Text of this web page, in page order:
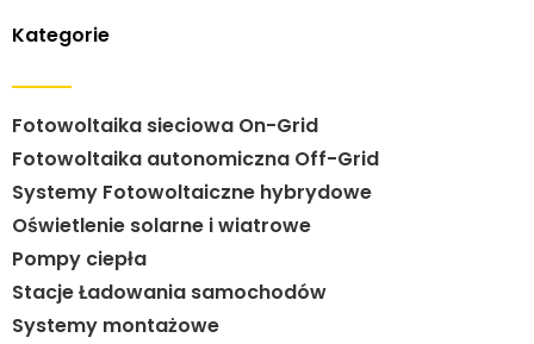
Kategorie
Fotowoltaika sieciowa On-Grid
Fotowoltaika autonomiczna Off-Grid
Systemy Fotowoltaiczne hybrydowe
Oświetlenie solarne i wiatrowe
Pompy ciepła
Stacje Ładowania samochodów
Systemy montażowe